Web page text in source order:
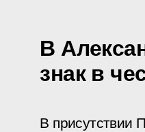
В
знак в
В присутствии